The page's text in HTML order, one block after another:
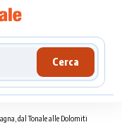
Cerca
dal Tonale alle Dolomiti